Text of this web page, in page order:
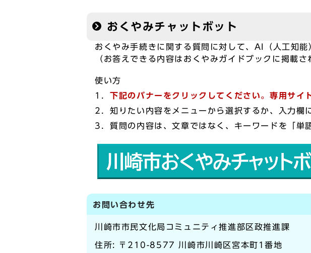
おくやみチャットボット
おくやみ手続きに関する質問に対して、AI（人工知能
（お答えできる内容はおくやみガイドブックに掲載さ
使い方
1．下記のバナーをクリックしてください。専用サイ
2．知りたい内容をメニューから選択するか、入力欄
3．質問の内容は、文章ではなく、キーワードを「単
お問い合わせ先
川崎市市民文化局コミュニティ推進部区政推進課
住所: 〒210-8577 川崎市川崎区宮本町1番地